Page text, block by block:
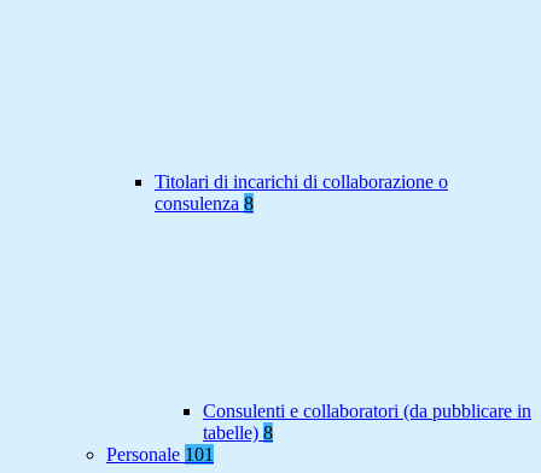
Titolari di incarichi di collaborazione o
consulenza 8
Consulenti e collaboratori (da pubblicare in
tabelle) 8
Personale 101